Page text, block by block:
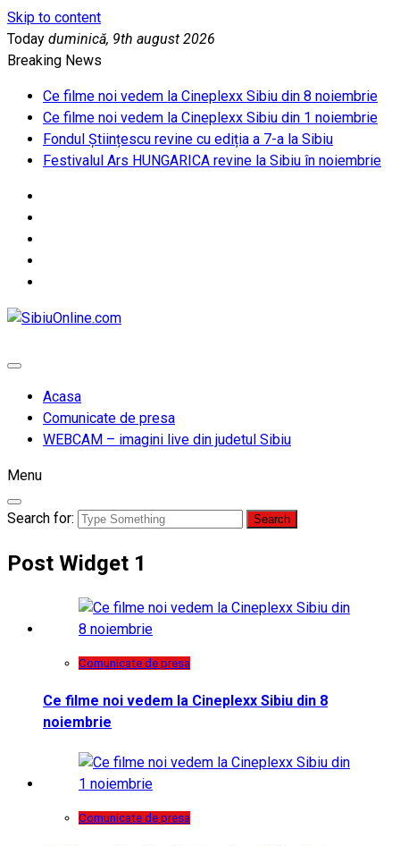
Skip to content
Today duminică, 9th august 2026
Breaking News
Ce filme noi vedem la Cineplexx Sibiu din 8 noiembrie
Ce filme noi vedem la Cineplexx Sibiu din 1 noiembrie
Fondul Științescu revine cu ediția a 7-a la Sibiu
Festivalul Ars HUNGARICA revine la Sibiu în noiembrie
Acasa
Comunicate de presa
WEBCAM – imagini live din judetul Sibiu
Menu
Search for:
Post Widget 1
Comunicate de presa
Ce filme noi vedem la Cineplexx Sibiu din 8
noiembrie
Comunicate de presa